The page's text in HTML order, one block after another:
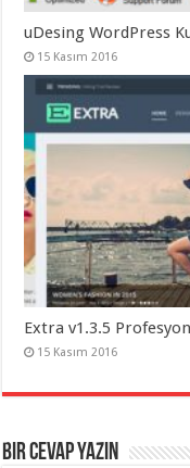
uDesing WordPress
15 Kasım 2016
Extra v1.3.5
15 Kasım 2016
Bir cevap yazın